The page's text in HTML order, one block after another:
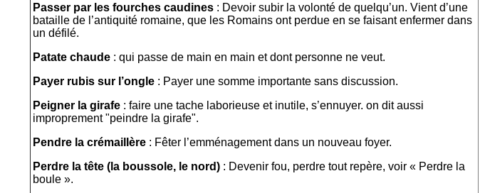
Passer par les fourches caudines : Devoir subir la volonté de quelqu’un. Vient d’une
bataille de l’antiquité romaine, que les Romains ont perdue en se faisant enfermer dans
un défilé.
Patate chaude : qui passe de main en main et dont personne ne veut.
Payer rubis sur l’ongle : Payer une somme importante sans discussion.
Peigner la girafe : faire une tache laborieuse et inutile, s’ennuyer. on dit aussi
improprement "peindre la girafe".
Pendre la crémaillère : Fêter l’emménagement dans un nouveau foyer.
Perdre la tête (la boussole, le nord) : Devenir fou, perdre tout repère, voir « Perdre la
boule ».